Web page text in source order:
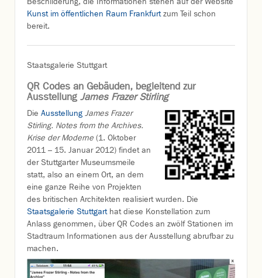
Kunst im öffentlichen Raum Frankfurtzum Teil schon
bereit.
Staatsgalerie Stuttgart
QR Codes an Gebäuden, begleitend zur
Ausstellung James Frazer Stirling
Die Ausstellung James Frazer
Stirling. Notes from the Archives.
Krise der Moderne (1. Oktober
2011 – 15. Januar 2012) findet an
der Stuttgarter Museumsmeile
statt, also an einem Ort, an dem
eine ganze Reihe von Projekten
des britischen Architekten realisiert wurden. Die
Staatsgalerie Stuttgarthat diese Konstellation zum
Anlass genommen, über QR Codes an zwölf Stationen im
Stadtraum Informationen aus der Ausstellung abrufbar zu
machen.